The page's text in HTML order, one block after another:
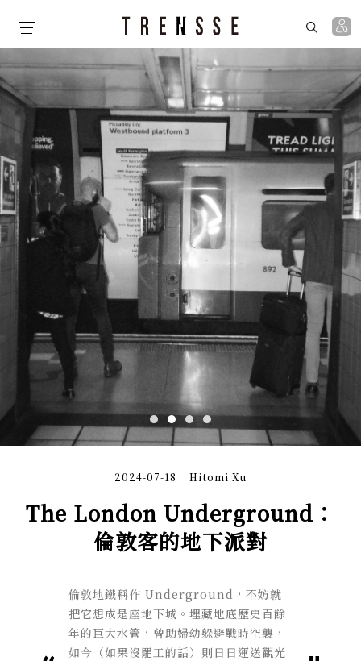
The London Underground：
倫敦客的地下派對
Hitomi Xu
2024-07-18
倫敦地鐵稱作 Underground，不妨就
把它想成是座地下城。埋藏地底歷史百餘
年的巨大水管，曾助婦幼躲避戰時空襲，
如今（如果沒罷工的話）則日日運送觀光